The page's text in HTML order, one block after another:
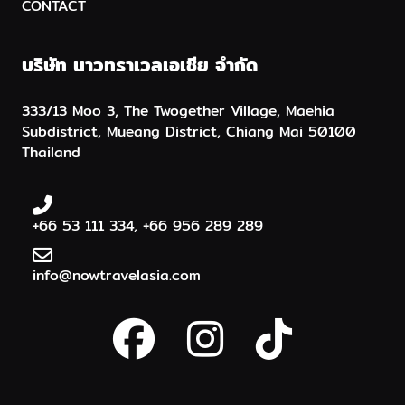
CONTACT
บริษัท นาวทราเวลเอเชีย จำกัด
333/13 Moo 3, The Twogether Village, Maehia
Subdistrict, Mueang District, Chiang Mai 50100
Thailand
+66 53 111 334, +66 956 289 289
info@nowtravelasia.com